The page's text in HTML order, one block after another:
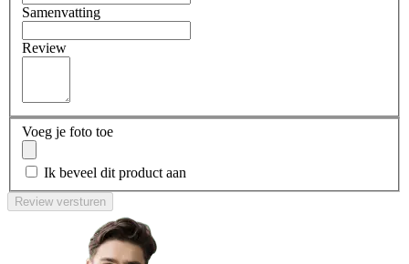
Samenvatting
Review
Voeg je foto toe
Ik beveel dit product aan
Review versturen